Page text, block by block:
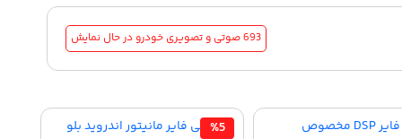
693 صوتی و تصویری خودرو در حال نمایش
%5